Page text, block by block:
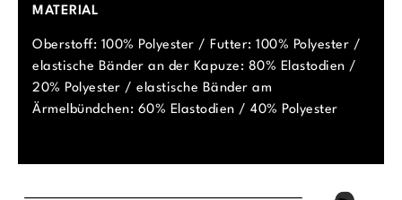
MATERIAL
Oberstoff: 100% Polyester / Futter: 100% Polyester /
elastische Bänder an der Kapuze: 80% Elastodien /
20% Polyester / elastische Bänder am
Ärmelbündchen: 60% Elastodien / 40% Polyester